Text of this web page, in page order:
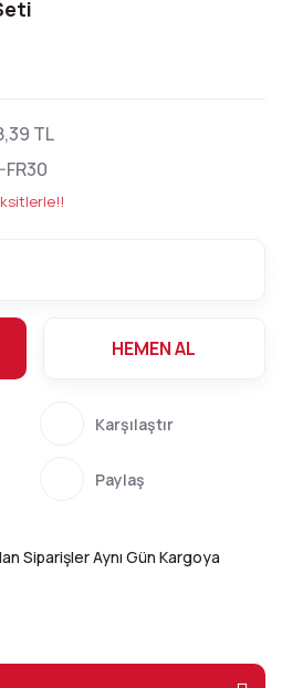
TL
FR30
HEMEN AL
Karşılaştır
Paylaş
Siparişler Aynı Gün Kargoya